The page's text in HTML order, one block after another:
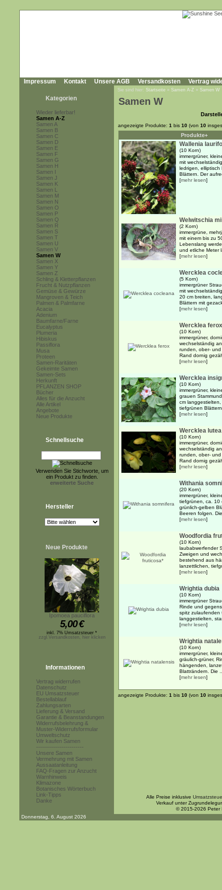
Impressum Kontakt Unsere AGB Versandkosten Vertrag
Kategorien
Wieder lieferbar!
Samen A-Z
Samen A
Samen B
Samen C
Samen D
Samen E
Samen F
Samen G
Samen H
Samen I
Samen J
Samen K
Samen L
Samen M
Samen N
Samen O
Samen P
Samen Q
Samen R
Samen S
Samen T
Samen U
Samen V
Samen W
Samen X
Samen Y
Samen Z
Schling & Kletterpflanzen
Frucht & Nutzpflanzen
Gemüse & Gewürze
Mangroven & Teich
Palmen & Palmfarne
Acacia
Adenium
Baumfarne/Farne
Eucalyptus
Plumeria
Hibiskus
Passiflora
Musa
Proteen
Samen-Raritäten
Gekeimte Samen
Samen-Sets
Herkunft
PFLANZEN SHOP
Bücher
Alles für die Anzucht
Alle Artikel
Angebote
Neue Produkte
Schnellsuche
Verwenden Sie Stichworte, um
ein Produkt zu finden.
erweiterte Suche
Hersteller
Neue Produkte
Ipomoea pauciflora
5,00€
inkl. 7% Umsatzsteuer *
zzgl.Versandkosten, hier klicken
Informationen
Vertrag widerrufen
Datenschutz
EU Umsatzsteuer
Bestellablauf
Zahlungsarten
Lieferung & Versand
Garantie & Beanstandungen
Widerrufsbelehrung &
Muster-Widerrufsformular
Umweltschutz
Wir kaufen Samen
------------------------
Unsere Samen
Vermehrung mit Samen
Aussaatanleitung
FAQ-Fragen zur Anzucht
Warnhinweis
Klimazone
Botanisches Wörterbuch
Link-Tipps
Danke
Sie sind hier: Startseite » Samen A-Z » Samen W
Samen W
angezeigte Produkte: 1 bis 10 (von 10
Produkte+
Wallenia
(10 Korn)
immergrüner,
mit
ledrigen, elliptisch
Blättern. Der
[mehr lesen]
Welwitschia
(2 Korn)
immergrüne,
mit einem bis zu
Lebenslang
und etliche Meter
[mehr lesen]
Wercklea
(5 Korn)
immergrüner
mit
20 cm breiten,
Blättern mit
[mehr lesen]
Wercklea ferox
(10 Korn)
immergrüner,
wechselständig
runden, ober-
Rand dornig
[mehr lesen]
Wercklea
(10 Korn)
immergrüner,
grauen
cm
tiefgrünen
[mehr lesen]
Wercklea lutea
(10 Korn)
immergrüner,
wechselständig
runden, ober-
Rand dornig
[mehr lesen]
Withania
(20 Korn)
immergrüner,
tiefgrünen, ca. 10
grünlich-gelben
Beeren folgen.
[mehr lesen]
Woodfordia
(10 Korn)
laubabwerfender
Zweigen und
bestehend aus
lanzettlichen,
[mehr lesen]
Wrightia dubia
(10 Korn)
immergrüner
Rinde und
spitz zulaufenden
langgestielten,
[mehr lesen]
Wrightia
(10 Korn)
immergrüner,
gräulich-grüner,
hängenden,
Blatträndern. Die
[mehr lesen]
angezeigte Produkte: 1 bis 10 (von 10
Alle Preise inklusive
Verkauf unter
© 2015-2026 Peter
Donnerstag, 6. August 2026